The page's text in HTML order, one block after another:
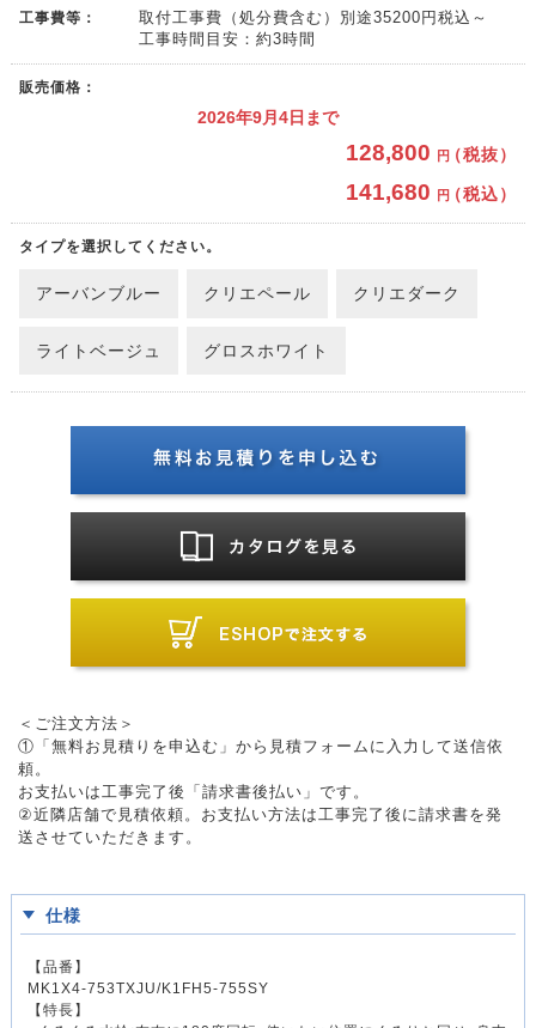
工事費等：
取付工事費（処分費含む）別途35200円税込～
工事時間目安：約3時間
販売価格：
2026年9月4日まで
128,800 円（税抜）
141,680 円（税込）
タイプを選択してください。
アーバンブルー クリエペール クリエダーク
ライトベージュ グロスホワイト
＜ご注文方法＞
①「無料お見積りを申込む」から見積フォームに入力して送信依
頼。
お支払いは工事完了後「請求書後払い」です。
②近隣店舗で見積依頼。お支払い方法は工事完了後に請求書を発
送させていただきます。
仕様
【品番】
MK1X4-753TXJU/K1FH5-755SY
【特長】